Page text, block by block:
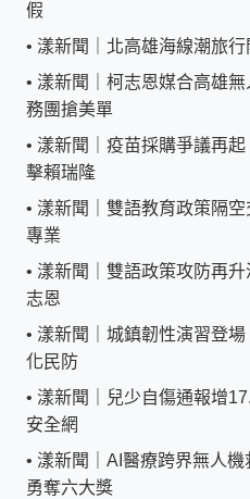
假
• 漾新聞｜北高雄海線潮旅
• 漾新聞｜柯志恩媒合高雄
務團搶美單
• 漾新聞｜疫苗採購爭議再
擊賴瑞隆
• 漾新聞｜雙語教育政策隔
專業
• 漾新聞｜雙語政策攻防再
志恩
• 漾新聞｜城鎮韌性演習登
化民防
• 漾新聞｜兒少自傷通報增
安全網
• 漾新聞｜AI醫療跨界無人
勇奪六大獎